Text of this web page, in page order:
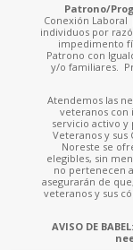
Patrono/
Conexión
individuos por
impedimento
Patrono con
y/o familiares.
Atendemos las
veteranos con
servicio activo y
Veteranos y sus
Noreste se
elegibles, sin
no pertenecen
asegurarán de
veteranos y sus
AVISO DE